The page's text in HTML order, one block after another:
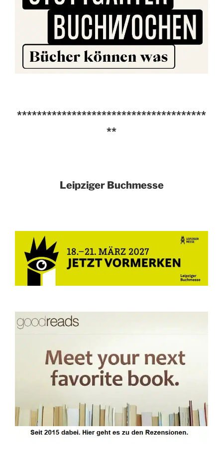
**************************************
**
Leipziger Buchmesse